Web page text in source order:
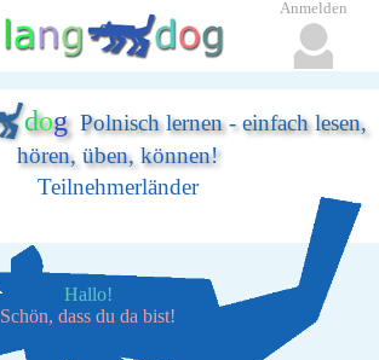
dogPolnisch lernen - einfach lesen,
hören, üben, können!
Teilnehmerländer
Hallo!
Schön, dass du da bist!
Anmelden